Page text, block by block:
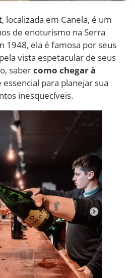
, localizada em Canela, é um
de enoturismo na Serra
1948, ela é famosa por seus
vista espetacular de seus
sabercomo chegar à
essencial para planejar sua
inesquecíveis.